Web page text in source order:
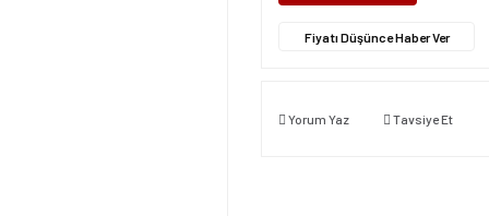
Fiyatı Düşünce Haber Ver
Yorum Yaz Tavsiye Et